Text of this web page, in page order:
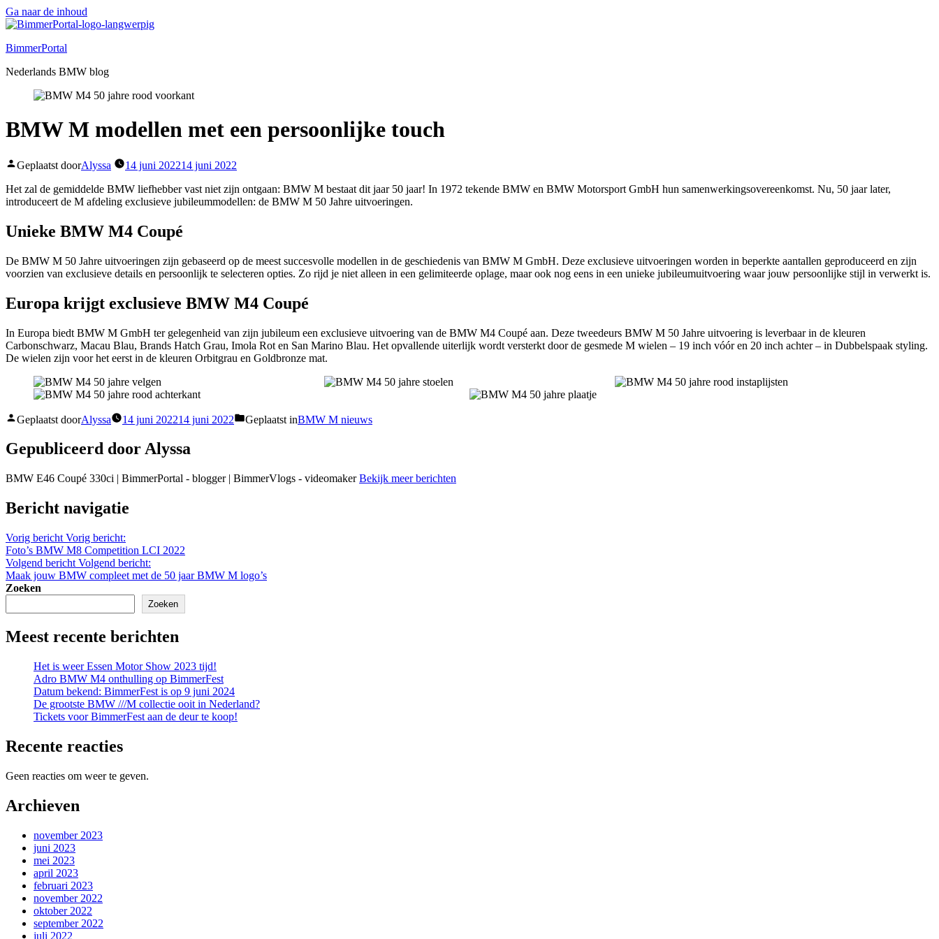
Ga naar de inhoud
BimmerPortal
Nederlands BMW blog
BMW M modellen met een persoonlijke touch
Geplaatst doorAlyssa 14 juni 202214 juni 2022
Het zal de gemiddelde BMW liefhebber vast niet zijn ontgaan: BMW M bestaat dit jaar 50 jaar! In 1972 tekende BMW en BMW Motorsport GmbH hun samenwerkingsovereenkomst. Nu, 50 jaar later,
introduceert de M afdeling exclusieve jubileummodellen: de BMW M 50 Jahre uitvoeringen.
Unieke BMW M4 Coupé
De BMW M 50 Jahre uitvoeringen zijn gebaseerd op de meest succesvolle modellen in de geschiedenis van BMW M GmbH. Deze exclusieve uitvoeringen worden in beperkte aantallen geproduceerd en zijn
voorzien van exclusieve details en persoonlijk te selecteren opties. Zo rijd je niet alleen in een gelimiteerde oplage, maar ook nog eens in een unieke jubileumuitvoering waar jouw persoonlijke stijl in verwerkt is.
Europa krijgt exclusieve BMW M4 Coupé
In Europa biedt BMW M GmbH ter gelegenheid van zijn jubileum een exclusieve uitvoering van de BMW M4 Coupé aan. Deze tweedeurs BMW M 50 Jahre uitvoering is leverbaar in de kleuren
Carbonschwarz, Macau Blau, Brands Hatch Grau, Imola Rot en San Marino Blau. Het opvallende uiterlijk wordt versterkt door de gesmede M wielen – 19 inch vóór en 20 inch achter – in Dubbelspaak styling.
De wielen zijn voor het eerst in de kleuren Orbitgrau en Goldbronze mat.
Geplaatst doorAlyssa 14 juni 202214 juni 2022 Geplaatst inBMW M nieuws
Gepubliceerd door Alyssa
BMW E46 Coupé 330ci | BimmerPortal - blogger | BimmerVlogs - videomakerBekijk meer berichten
Bericht navigatie
Vorig bericht Vorig bericht:
Foto’s BMW M8 Competition LCI 2022
Volgend bericht Volgend bericht:
Maak jouw BMW compleet met de 50 jaar BMW M logo’s
Zoeken
Zoeken
Meest recente berichten
Het is weer Essen Motor Show 2023 tijd!
Adro BMW M4 onthulling op BimmerFest
Datum bekend: BimmerFest is op 9 juni 2024
De grootste BMW ///M collectie ooit in Nederland?
Tickets voor BimmerFest aan de deur te koop!
Recente reacties
Geen reacties om weer te geven.
Archieven
november 2023
juni 2023
mei 2023
april 2023
februari 2023
november 2022
oktober 2022
september 2022
juli 2022